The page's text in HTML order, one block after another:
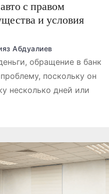
с правом
и условия
Абдуалиев
обращение в банк
поскольку он
несколько дней или